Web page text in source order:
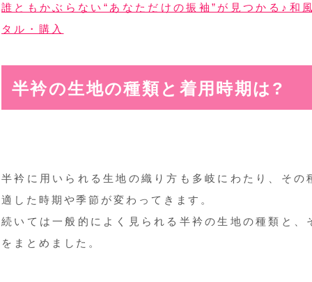
誰ともかぶらない“あなただけの振袖”が見つかる♪和
タル・購入
半衿の生地の種類と着用時期は?
半衿に用いられる生地の織り方も多岐にわたり、その
適した時期や季節が変わってきます。
続いては一般的によく見られる半衿の生地の種類と、
をまとめました。